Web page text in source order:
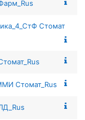
Стомат
Стомат_Rus